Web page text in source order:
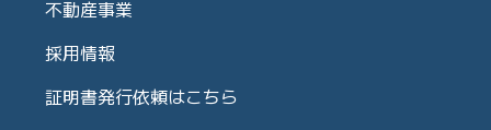
不動産事業
採用情報
証明書発行依頼はこちら